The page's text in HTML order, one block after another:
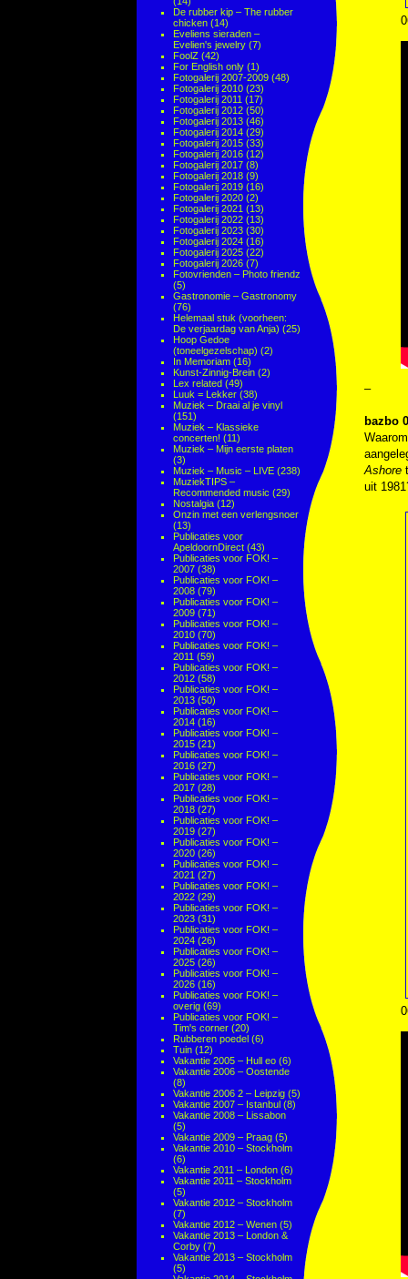
De rubber kip – The rubber
chicken (14)
Eveliens sieraden –
Evelien's jewelry (7)
FoolZ (42)
For English only (1)
Fotogalerij 2007-2009 (48)
Fotogalerij 2010 (23)
Fotogalerij 2011 (17)
Fotogalerij 2012 (50)
Fotogalerij 2013 (46)
Fotogalerij 2014 (29)
Fotogalerij 2015 (33)
Fotogalerij 2016 (12)
Fotogalerij 2017 (8)
Fotogalerij 2018 (9)
Fotogalerij 2019 (16)
Fotogalerij 2020 (2)
Fotogalerij 2021 (13)
Fotogalerij 2022 (13)
Fotogalerij 2023 (30)
Fotogalerij 2024 (16)
Fotogalerij 2025 (22)
Fotogalerij 2026 (7)
Fotovrienden – Photo friendz
(5)
Gastronomie – Gastronomy
(76)
Helemaal stuk (voorheen:
De verjaardag van Anja) (25)
Hoop Gedoe
(toneelgezelschap) (2)
In Memoriam (16)
Kunst-Zinnig-Brein (2)
Lex related (49)
Luuk = Lekker (38)
Muziek – Draai al je vinyl
(151)
Muziek – Klassieke
concerten! (11)
Muziek – Mijn eerste platen
(3)
Muziek – Music – LIVE (238)
MuziekTIPS –
Recommended music (29)
Nostalgia (12)
Onzin met een verlengsnoer
(13)
Publicaties voor
ApeldoornDirect (43)
Publicaties voor FOK! –
2007 (38)
Publicaties voor FOK! –
2008 (79)
Publicaties voor FOK! –
2009 (71)
Publicaties voor FOK! –
2010 (70)
Publicaties voor FOK! –
2011 (59)
Publicaties voor FOK! –
2012 (58)
Publicaties voor FOK! –
2013 (50)
Publicaties voor FOK! –
2014 (16)
Publicaties voor FOK! –
2015 (21)
Publicaties voor FOK! –
2016 (27)
Publicaties voor FOK! –
2017 (28)
Publicaties voor FOK! –
2018 (27)
Publicaties voor FOK! –
2019 (27)
Publicaties voor FOK! –
2020 (26)
Publicaties voor FOK! –
2021 (27)
Publicaties voor FOK! –
2022 (29)
Publicaties voor FOK! –
2023 (31)
Publicaties voor FOK! –
2024 (26)
Publicaties voor FOK! –
2025 (26)
Publicaties voor FOK! –
2026 (16)
Publicaties voor FOK! –
overig (69)
Publicaties voor FOK! –
Tim's corner (20)
Rubberen poedel (6)
Tuin (12)
Vakantie 2005 – Hull eo (6)
Vakantie 2006 – Oostende
(8)
Vakantie 2006 2 – Leipzig (5)
Vakantie 2007 – Istanbul (8)
Vakantie 2008 – Lissabon
(5)
Vakantie 2009 – Praag (5)
Vakantie 2010 – Stockholm
(6)
Vakantie 2011 – London (6)
Vakantie 2011 – Stockholm
(5)
Vakantie 2012 – Stockholm
(7)
Vakantie 2012 – Wenen (5)
Vakantie 2013 – London &
Corby (7)
Vakantie 2013 – Stockholm
(5)
–
bazbo
Ashore
uit